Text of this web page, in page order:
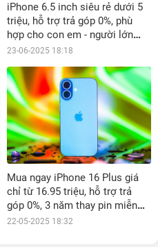
iPhone 6.5 inch siêu rẻ dưới 5
triệu, hỗ trợ trả góp 0%, phù
hợp cho con em - người lớn
tuổi
23-06-2025 18:18
Mua ngay iPhone 16 Plus giá
chỉ từ 16.95 triệu, hỗ trợ trả
góp 0%, 3 năm thay pin miễn
phí
22-05-2025 18:32